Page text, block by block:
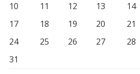
10
11 12 13 14
17
18 19 20 21
24
25 26 27 28
31